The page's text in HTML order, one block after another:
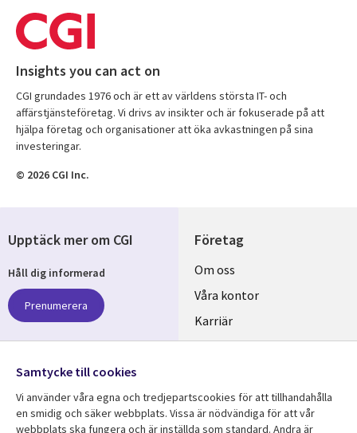
Insights you can act on
CGI grundades 1976 och är ett av världens största IT- och
affärstjänsteföretag. Vi drivs av insikter och är fokuserade på att
hjälpa företag och organisationer att öka avkastningen på sina
investeringar.
© 2026 CGI Inc.
Företag
Useful
links
SWEDEN
Om oss
Våra kontor
Karriär
Hållbarhet
Upptäck mer om CGI
Håll dig informerad
Prenumerera
Följ oss
Social
Media
Samtycke till cookies
Vi använder våra egna och tredjepartscookies för att tillhandahålla
en smidig och säker webbplats. Vissa är nödvändiga för att vår
webbplats ska fungera och är inställda som standard. Andra är